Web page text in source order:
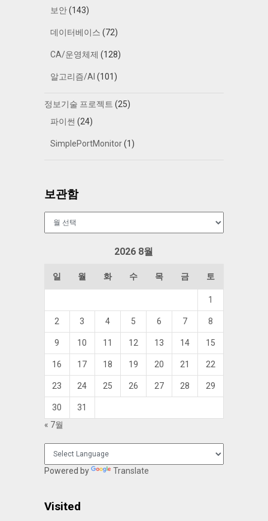
보안(143)
데이터베이스 (72)
CA/운영체제 (128)
알고리즘/AI (101)
정보기술 프로젝트 (25)
파이썬 (24)
SimplePortMonitor(1)
보관함
2026 8월
일 월 화 수 목 금 토
1
2 3 4 5 6 7 8
9 10 11 12 13 14 15
16 17 18 19 20 21 22
23 24 25 26 27 28 29
30
31
« 7월
Powered by Translate
Visited